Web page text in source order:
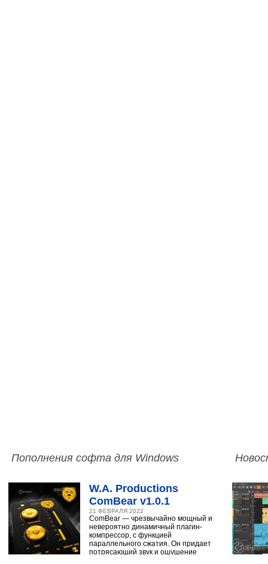
Пополнения софта для Windows
W.A. Productions
ComBear v1.0.1
21 ФЕВРАЛЯ 2022
ComBear — чрезвычайно мощный и
невероятно динамичный плагин-
компрессор, с функцией
параллельного сжатия. Он придает
потрясающий звук и ощущение